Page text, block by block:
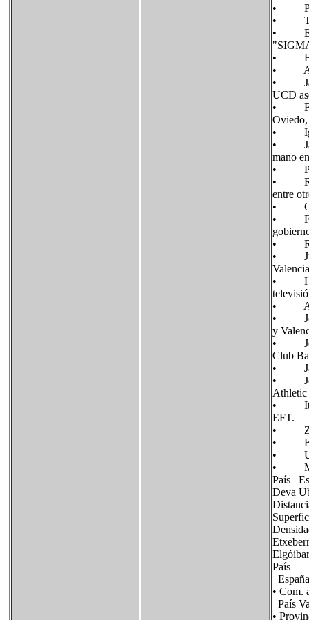
•
•
•
•
•
•
UCD
•
•
•
mano
•
•
entre
•
•
•
• Juan
•
•
• José
y
• Jon
Club
•
•
• Itziar
EFT.
•
•
•
•
País
Deva
País
España
• Com.
País
•